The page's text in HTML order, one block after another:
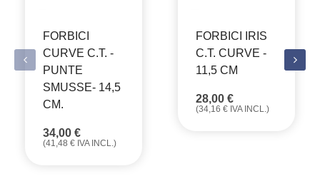
FORBICI
CURVE C.T. -
PUNTE
SMUSSE- 14,5
CM.
34,00 €
(41,48 € IVA INCL.)
FORBICI IRIS
C.T. CURVE -
11,5 CM
28,00 €
(34,16 € IVA INCL.)